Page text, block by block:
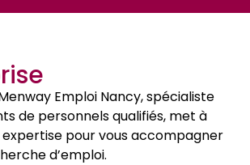
Emploi Nancy, spécialiste
de personnels qualifiés, met à
expertise pour vous accompagner
d’emploi.